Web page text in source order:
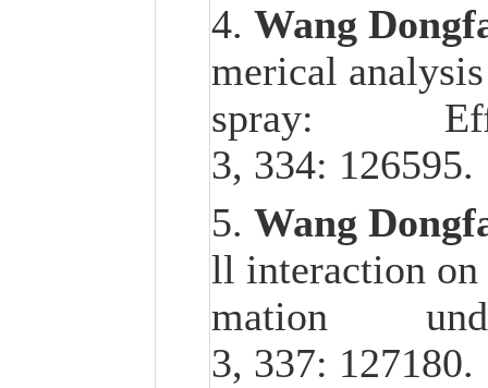
4. Wang
merical
spray: Effect
3, 334: 126595.
5. Wang
ll interaction on
mation under
3, 337: 127180.